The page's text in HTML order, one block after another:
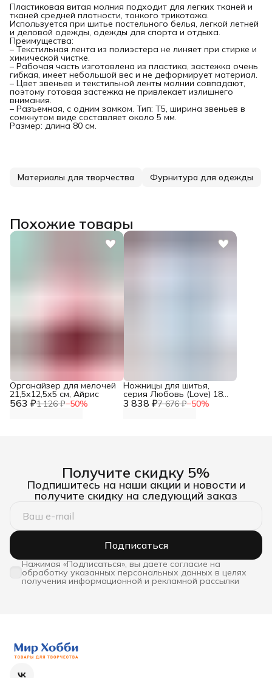
Пластиковая витая молния подходит для легких тканей и
тканей средней плотности, тонкого трикотажа.
Используется при шитье постельного белья, легкой летней
и деловой одежды, одежды для спорта и отдыха.
Преимущества:
– Текстильная лента из полиэстера не линяет при стирке и
химической чистке.
– Рабочая часть изготовлена из пластика, застежка очень
гибкая, имеет небольшой вес и не деформирует материал.
– Цвет звеньев и текстильной ленты молнии совпадают,
поэтому готовая застежка не привлекает излишнего
внимания.
– Разъемная, с одним замком. Тип: Т5, ширина звеньев в
сомкнутом виде составляет около 5 мм.
Размер: длина 80 см.
Материалы для творчества Фурнитура для одежды
Похожие товары
563 ₽1 126 ₽−50%
Органайзер для мелочей
21,5х12,5х5 см, Айрис
3 838 ₽7 676 ₽−50%
Ножницы для шитья,
серия Любовь (Love) 18
см, Prym, 610540
Получите скидку 5%
Подпишитесь на наши акции и новости и
получите скидку на следующий заказ
Подписаться
Нажимая «Подписаться», вы даете согласие на
обработку указанных персональных данных в целях
получения информационной и рекламной рассылки